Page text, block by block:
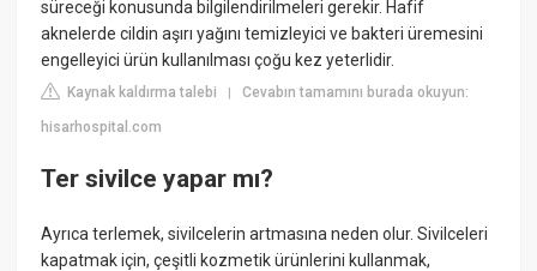
süreceği konusunda bilgilendirilmeleri gerekir. Hafif
aknelerde cildin aşırı yağını temizleyici ve bakteri üremesini
engelleyici ürün kullanılması çoğu kez yeterlidir.
Kaynak kaldırma talebi |Cevabın tamamını burada okuyun:
hisarhospital.com
Ter sivilce yapar mı?
Ayrıca terlemek, sivilcelerin artmasına neden olur. Sivilceleri
kapatmak için, çeşitli kozmetik ürünlerini kullanmak,